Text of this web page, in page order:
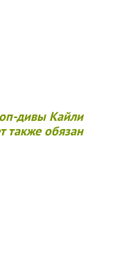
дивы Кайли
также обязан